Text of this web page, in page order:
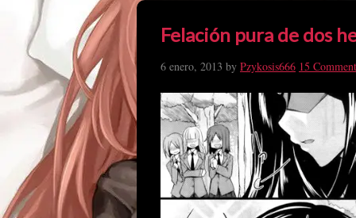
Felación pura de dos
6 enero, 2013 by Pzykosis666 15